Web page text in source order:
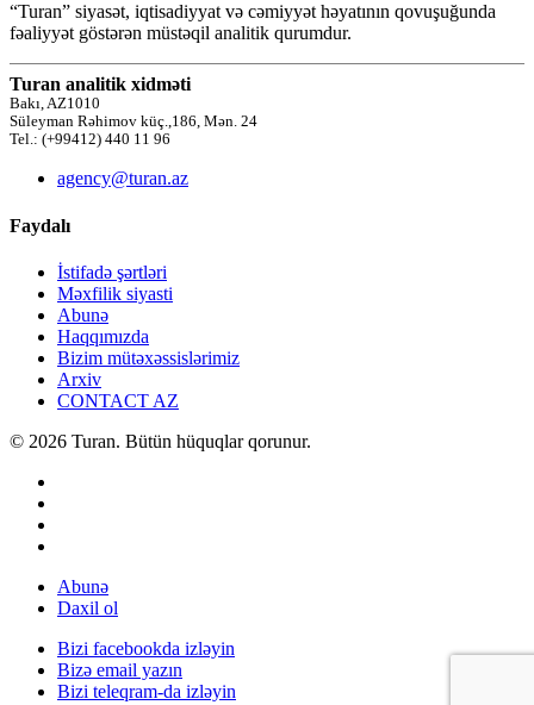
“Turan” siyasət, iqtisadiyyat və cəmiyyət həyatının qovuşuğunda
fəaliyyət göstərən müstəqil analitik qurumdur.
Turan analitik xidməti
Bakı, AZ1010
Süleyman Rəhimov küç.,186, Mən. 24
Tel.: (+99412) 440 11 96
agency@turan.az
Faydalı
İstifadə şərtləri
Məxfilik siyasti
Abunə
Haqqımızda
Bizim mütəxəssislərimiz
Arxiv
CONTACT AZ
© 2026 Turan. Bütün hüquqlar qorunur.
Abunə
Daxil ol
Bizi facebookda izləyin
Bizə email yazın
Bizi teleqram-da izləyin